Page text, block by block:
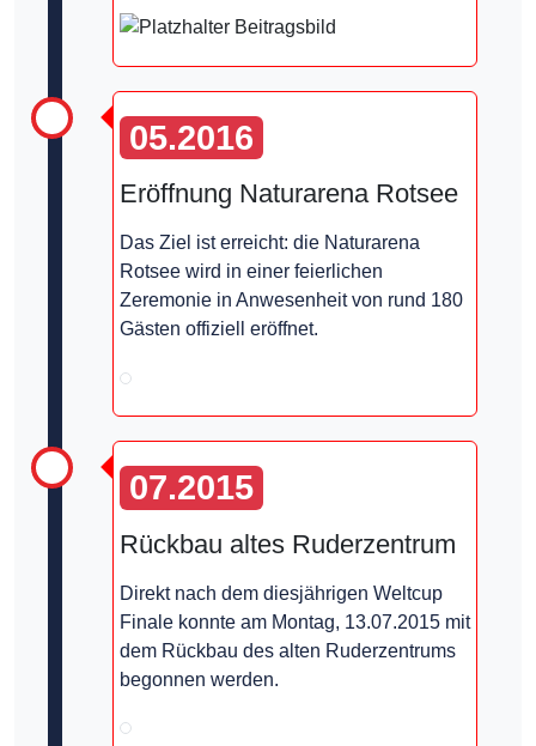
05.2016
Eröffnung Naturarena Rotsee
Das Ziel ist erreicht: die Naturarena
Rotsee wird in einer feierlichen
Zeremonie in Anwesenheit von rund 180
Gästen offiziell eröffnet.
07.2015
Rückbau altes Ruderzentrum
Direkt nach dem diesjährigen Weltcup
Finale konnte am Montag, 13.07.2015 mit
dem Rückbau des alten Ruderzentrums
begonnen werden.